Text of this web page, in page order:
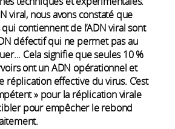
viral, nous avons constaté que
contiennent de l’ADN viral sont
défectif qui ne permet pas au
Cela signifie que seules 10 %
ont un ADN opérationnel et
réplication effective du virus. C’est
» pour la réplication virale
pour empêcher le rebond